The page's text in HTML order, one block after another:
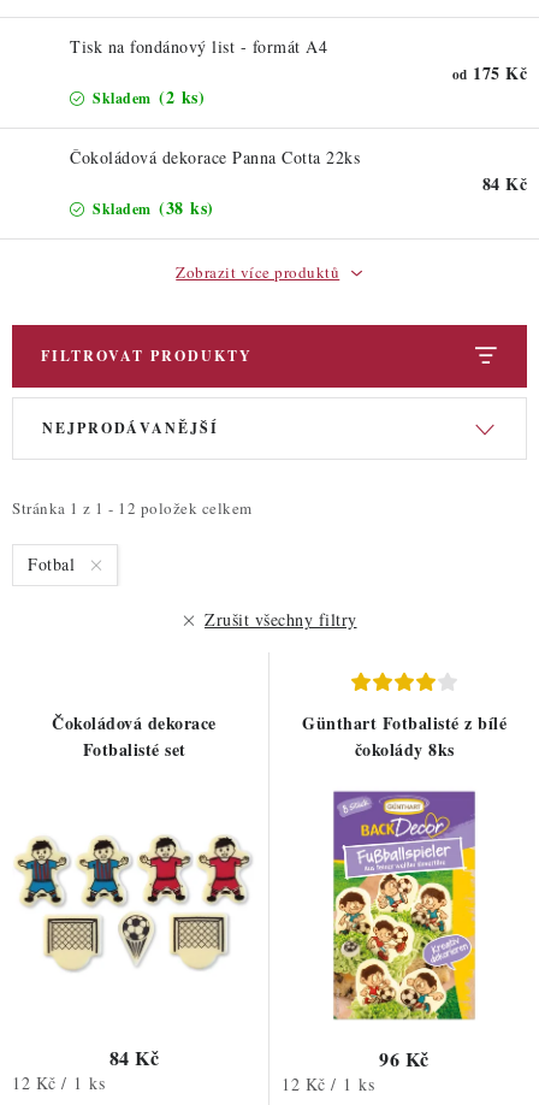
Tisk na fondánový list - formát A4
Skladem (2 ks)
od 175 Kč
Čokoládová dekorace Panna Cotta 22ks
Skladem (38 ks)
84 Kč
Zobrazit více produktů
FILTROVAT PRODUKTY
V
i
s
p
Stránka 1 z 1 - 12 položek celkem
Ř
e
n
í
ů
NEJPRODÁVANĚJŠÍ
Fotbal
Zrušit všechny filtry
Čokoládová dekorace
Fotbalisté set
84 Kč
Měrná
12 Kč / 1 ks
Günthart Fotbalisté z bílé
čokolády 8ks
96 Kč
Měrná
12 Kč / 1 ks